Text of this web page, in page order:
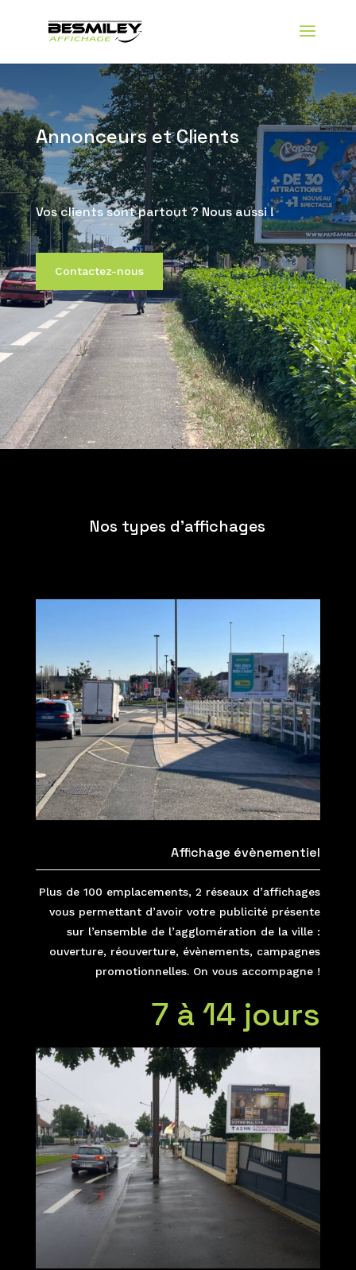
Annonceurs et Clients
Vos clients sont partout ? Nous aussi !
Contactez-nous
Nos types d’affichages
Affichage évènementiel
Plus de 100 emplacements, 2 réseaux d’affichages
vous permettant d’avoir votre publicité présente
sur l’ensemble de l’agglomération de la ville :
ouverture, réouverture, évènements, campagnes
promotionnelles. On vous accompagne !
7 à 14 jours